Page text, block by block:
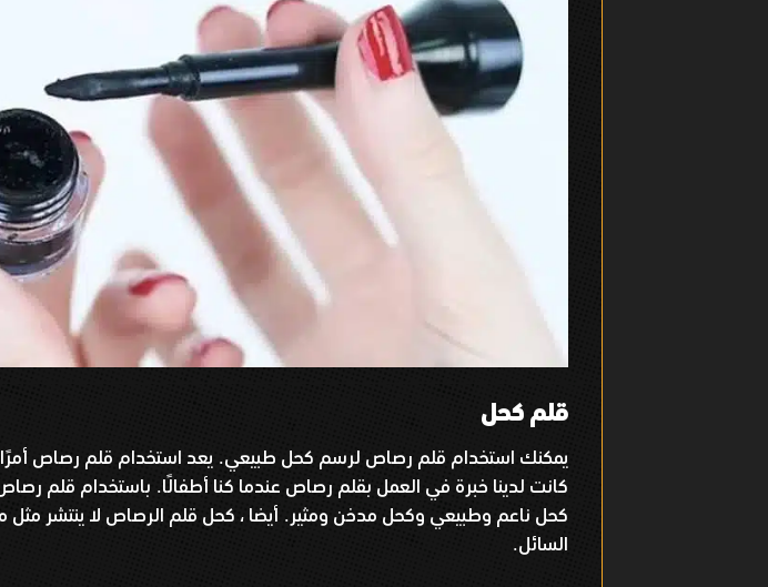
قلم كحل
يمكنك استخدام قلم رصاص لرسم كحل طبيعي. يعد استخدام قلم رصاص أمرًا
كانت لدينا خبرة في العمل بقلم رصاص عندما كنا أطفالًا. باستخدام قلم
كحل ناعم وطبيعي وكحل مدخن ومثير . أيضا ، كحل قلم الرصاص لا ينتشر مثل
السائل.